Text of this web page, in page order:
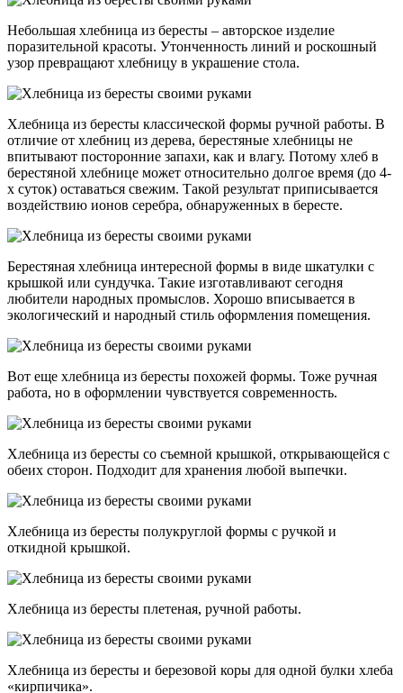
Небольшая хлебница из бересты – авторское изделие
поразительной красоты. Утонченность линий и роскошный
узор превращают хлебницу в украшение стола.
Хлебница из бересты классической формы ручной работы. В
отличие от хлебниц из дерева, берестяные хлебницы не
впитывают посторонние запахи, как и влагу. Потому хлеб в
берестяной хлебнице может относительно долгое время (до 4-
х суток) оставаться свежим. Такой результат приписывается
воздействию ионов серебра, обнаруженных в бересте.
Берестяная хлебница интересной формы в виде шкатулки с
крышкой или сундучка. Такие изготавливают сегодня
любители народных промыслов. Хорошо вписывается в
экологический и народный стиль оформления помещения.
Вот еще хлебница из бересты похожей формы. Тоже ручная
работа, но в оформлении чувствуется современность.
Хлебница из бересты со съемной крышкой, открывающейся с
обеих сторон. Подходит для хранения любой выпечки.
Хлебница из бересты полукруглой формы с ручкой и
откидной крышкой.
Хлебница из бересты плетеная, ручной работы.
Хлебница из бересты и березовой коры для одной булки хлеба
«кирпичика».